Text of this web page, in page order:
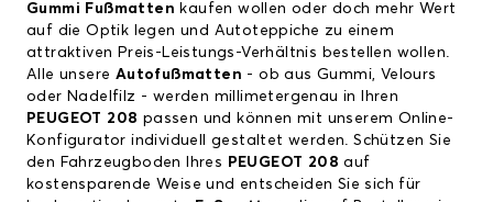
Gummi Fußmatten kaufen wollen oder doch mehr Wert
auf die Optik legen und Autoteppiche zu einem
attraktiven Preis-Leistungs-Verhältnis bestellen wollen.
Alle unsere Autofußmatten - ob aus Gummi, Velours
oder Nadelfilz - werden millimetergenau in Ihren
PEUGEOT 208 passen und können mit unserem Online-
Konfigurator individuell gestaltet werden. Schützen Sie
den Fahrzeugboden Ihres PEUGEOT 208auf
kostensparende Weise und entscheiden Sie sich für